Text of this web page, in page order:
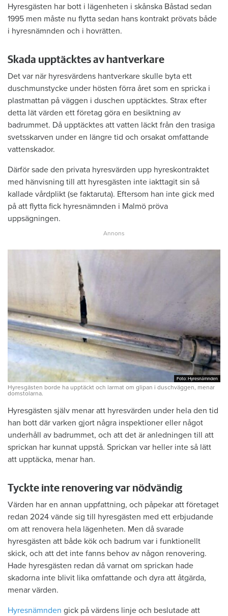
Hyresgästen har bott i lägenheten i skånska Båstad sedan
1995 men måste nu flytta sedan hans kontrakt prövats både
i hyresnämnden och i hovrätten.
Skada upptäcktes av hantverkare
Det var när hyresvärdens hantverkare skulle byta ett
duschmunstycke under hösten förra året som en spricka i
plastmattan på väggen i duschen upptäcktes. Strax efter
detta lät värden ett företag göra en besiktning av
badrummet. Då upptäcktes att vatten läckt från den trasiga
svetsskarven under en längre tid och orsakat omfattande
vattenskador.
Därför sade den privata hyresvärden upp hyreskontraktet
med hänvisning till att hyresgästen inte iakttagit sin så
kallade vårdplikt (se faktaruta). Eftersom han inte gick med
på att flytta fick hyresnämnden i Malmö pröva
uppsägningen.
Foto: Hyresnämnden
Foto: Hyresnämnden
Hyresgästen borde ha upptäckt och larmat om glipan i duschväggen, menar
domstolarna.
Hyresgästen själv menar att hyresvärden under hela den tid
han bott där varken gjort några inspektioner eller något
underhåll av badrummet, och att det är anledningen till att
sprickan har kunnat uppstå. Sprickan var heller inte så lätt
att upptäcka, menar han.
Tyckte inte renovering var nödvändig
Värden har en annan uppfattning, och påpekar att företaget
redan 2024 vände sig till hyresgästen med ett erbjudande
om att renovera hela lägenheten. Men då svarade
hyresgästen att både kök och badrum var i funktionellt
skick, och att det inte fanns behov av någon renovering.
Hade hyresgästen redan då varnat om sprickan hade
skadorna inte blivit lika omfattande och dyra att åtgärda,
menar värden.
Hyresnämnden gick på värdens linje och beslutade att